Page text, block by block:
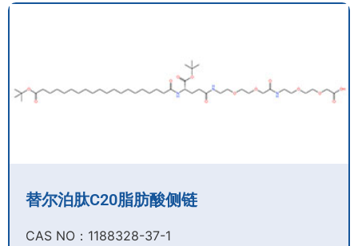
替尔泊肽C20脂肪酸侧链
CAS NO：1188328-37-1